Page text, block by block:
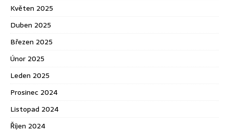
Květen 2025
Duben 2025
Březen 2025
Únor 2025
Leden 2025
Prosinec 2024
Listopad 2024
Říjen 2024